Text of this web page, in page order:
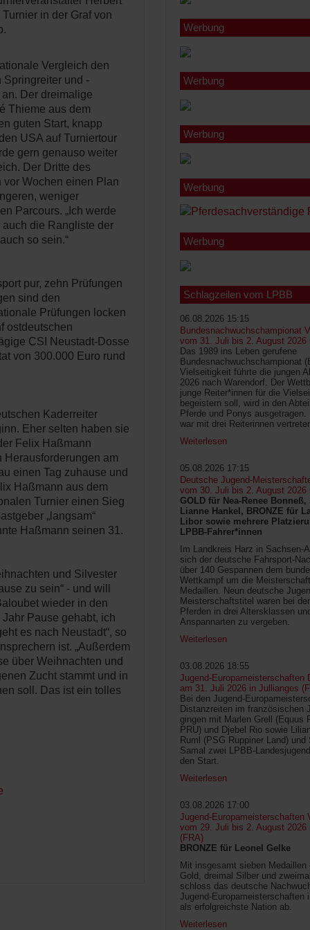
in der Graf von
Vergleich den
Springreiter und -
Der dreimalige
Thieme aus dem
guten Start, knapp
USA auf Turniertour
gern genauso weiter
Der Dritte des
Wochen einen Plan
weniger
Parcours. „Ich werde
auch die Rangliste der
so sein.“
pur, zehn Prüfungen
sind den
Prüfungen locken
ostdeutschen
CSI Neustadt-Dosse
von 300.000 Euro rund
Kaderreiter
Eher selten haben sie
Felix Haßmann
am
einen Tag zuhause und
Haßmann aus dem
Turnier einen Sieg
„langsam“
Haßmann seinen 31.
und Silvester
zu sein“ - und will
wieder in den
Pause gehabt, ich
es nach Neustadt“, so
ist. „Außerdem
über Weihnachten und
Zucht stammt und in
soll. Das ist ein tolles
Werbung
Werbung
Werbung
Werbung
Werbung
Schlagzeilen vom LPBB
06.08.2026 15:15
Bundesnachwuchschampionat
vom 31. Juli bis 2. August 2026
Das 1989 ins Leben gerufene
Bundesnachwuchschampionat
Vielseitigkeit führte die jungen
2026 nach Warendorf. Der
junge Reiter*innen für die
begeistern soll, wird in den
Pferde und Ponys ausgetragen.
war mit drei Reiterinnen
Weiterlesen
05.08.2026 17:15
Deutsche Jugend-
vom 30. Juli bis 2. August 2026
GOLD für Nea-Renee
Lianne Hankel, BRONZE für
Libor sowie mehrere
LPBB-Fahrer*innen
Im Landkreis Harz in Sachsen-
sich der deutsche Fahrsport-
über 140 Gespannen dem
Wettkampf um die
Medaillen. Neun deutsche
Meisterschaftstitel waren bei
Pferden in drei Altersklassen
Anspannarten zu vergeben.
Weiterlesen
03.08.2026 18:55
Jugend-Europameisterschaften
am 31. Juli 2026 in Jullianges
Bei den Jugend-
Distanzreiten im französischen
gingen mit Marlen Grell (Equus
PRU) und Djebel Rio sowie
Ruml (PSG Ruppiner Land) und
Samal zwei LPBB-
den Start.
Weiterlesen
03.08.2026 17:00
Jugend-Europameisterschaften
vom 29. Juli bis 2. August 2026
(FRA)
BRONZE für Leonel Gelke
Mit insgesamt sieben Medaillen
Gold, dreimal Silber und
schloss das deutsche
Jugend-Europameisterschaften
als erfolgreichste Nation ab.
Weiterlesen